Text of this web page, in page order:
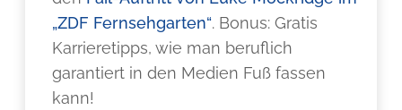
„ZDF Fernsehgarten“. Bonus: Gratis
Karrieretipps, wie man beruflich
garantiert in den Medien Fuß fassen
kann!